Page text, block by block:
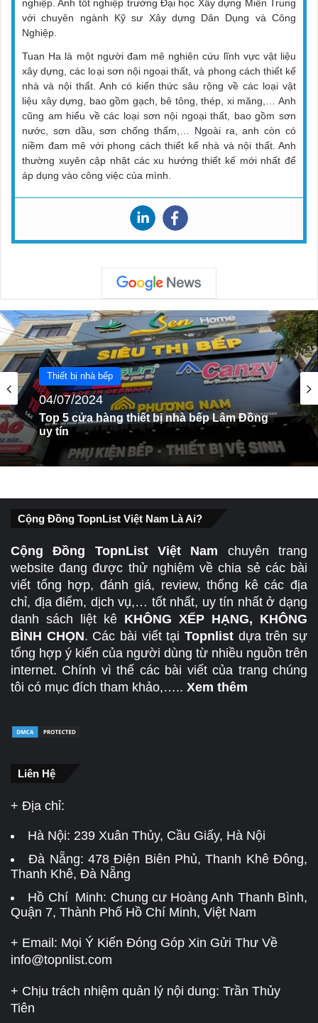
nghiệp. Anh tốt nghiệp trường Đại học Xây dựng Miền Trung
với chuyên ngành Kỹ sư Xây dựng Dân Dụng và Công
Nghiệp.
Tuan Ha là một người đam mê nghiên cứu lĩnh vực vật liệu
xây dựng, các loại sơn nội ngoại thất, và phong cách thiết kế
nhà và nội thất. Anh có kiến thức sâu rộng về các loại vật
liệu xây dựng, bao gồm gạch, bê tông, thép, xi măng,… Anh
cũng am hiểu về các loại sơn nội ngoại thất, bao gồm sơn
nước, sơn dầu, sơn chống thấm,… Ngoài ra, anh còn có
niềm đam mê với phong cách thiết kế nhà và nội thất. Anh
thường xuyên cập nhật các xu hướng thiết kế mới nhất để
áp dụng vào công việc của mình.
Thiết bị nhà bếp
04/07/2024
Top 5 cửa hàng thiết bị nhà bếp Lâm Đồng
uy tín
Thiết bị nhà bếp
01/07/2024
Top 5 Cửa Hàng Thiết Bị Nhà Bếp Ở Hậu
Giang Uy Tín
Cộng Đồng TopnList Việt Nam Là Ai?
Cộng Đồng TopnList Việt Nam chuyên trang
website đang được thử nghiệm về chia sẻ các bài
viết tổng hợp, đánh giá, review, thống kê các địa
chỉ, địa điểm, dịch vụ,… tốt nhất, uy tín nhất ở dạng
danh sách liệt kê KHÔNG XẾP HẠNG, KHÔNG
BÌNH CHỌN. Các bài viết tạiTopnlist dựa trên sự
tổng hợp ý kiến của người dùng từ nhiều nguồn trên
internet. Chính vì thế các bài viết của trang chúng
tôi có mục đích tham khảo,….. Xem thêm
Liên Hệ
+ Địa chỉ:
Hà Nội: 239 Xuân Thủy, Cầu Giấy, Hà Nội
Đà Nẵng:478 Điện Biên Phủ, Thanh Khê Đông,
Thanh Khê, Đà Nẵng
Hồ Chí Minh: Chung cư Hoàng Anh Thanh Bình,
Quận 7, Thành Phố Hồ Chí Minh, Việt Nam
+ Email: Mọi Ý Kiến Đóng Góp Xin Gửi Thư Về
info@topnlist.com
+ Chịu trách nhiệm quản lý nội dung: Trần Thủy
Tiên